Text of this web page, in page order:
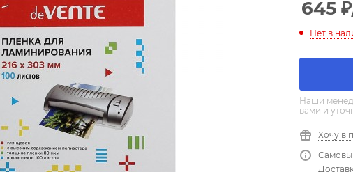
645 ₽
Нет в
Наши
вами и
Хочу в